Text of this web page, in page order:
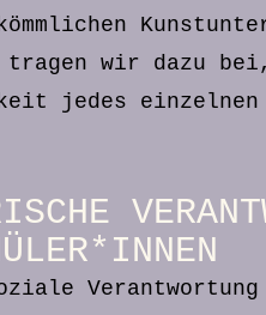
tragen wir dazu
jedes einzelnen
Verantwortung